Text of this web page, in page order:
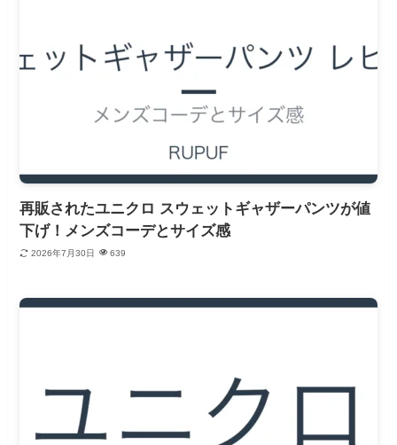
再販されたユニクロ スウェットギャザーパンツが値
下げ！メンズコーデとサイズ感
2026年7月30日 639